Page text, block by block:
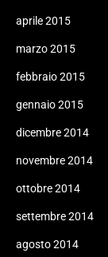
aprile 2015
marzo 2015
febbraio 2015
gennaio 2015
dicembre 2014
novembre 2014
ottobre 2014
settembre 2014
agosto 2014